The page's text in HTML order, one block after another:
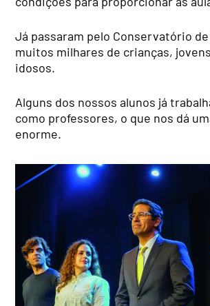
Já passaram pelo Conservatório
muitos milhares de crianças,
idosos.
Alguns dos nossos alunos já
como professores, o que nos dá
enorme.